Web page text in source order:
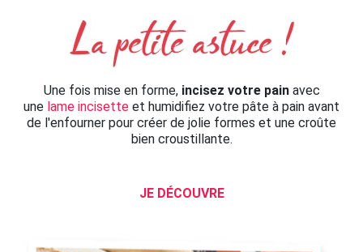
Une fois mise en forme, incisez votre painavec
une lame incisette et humidifiez votre pâte à pain avant
de l'enfourner pour créer de jolie formes et une croûte
bien croustillante.
JE DÉCOUVRE